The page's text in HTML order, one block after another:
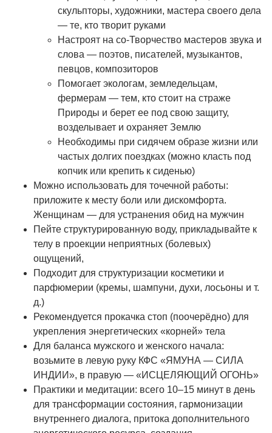
скульпторы, художники, мастера своего дела
— те, кто творит руками
Настроят на со-Творчество мастеров звука и
слова — поэтов, писателей, музыкантов,
певцов, композиторов
Помогает экологам, земледельцам,
фермерам — тем, кто стоит на страже
Природы и берет ее под свою защиту,
возделывает и охраняет Землю
Необходимы при сидячем образе жизни или
частых долгих поездках (можно класть под
копчик или крепить к сиденью)
Можно использовать для точечной работы:
приложите к месту боли или дискомфорта.
Женщинам — для устранения обид на мужчин
Пейте структурированную воду, прикладывайте к
телу в проекции неприятных (болевых)
ощущений,
Подходит для структуризации косметики и
парфюмерии (кремы, шампуни, духи, лосьоны и т.
д.)
Рекомендуется прокачка стоп (поочерёдно) для
укрепления энергетических «корней» тела
Для баланса мужского и женского начала:
возьмите в левую руку КФС «ЯМУНА — СИЛА
ИНДИИ», в правую — «ИСЦЕЛЯЮЩИЙ ОГОНЬ»
Практики и медитации: всего 10–15 минут в день
для трансформации состояния, гармонизации
внутреннего диалога, притока дополнительного